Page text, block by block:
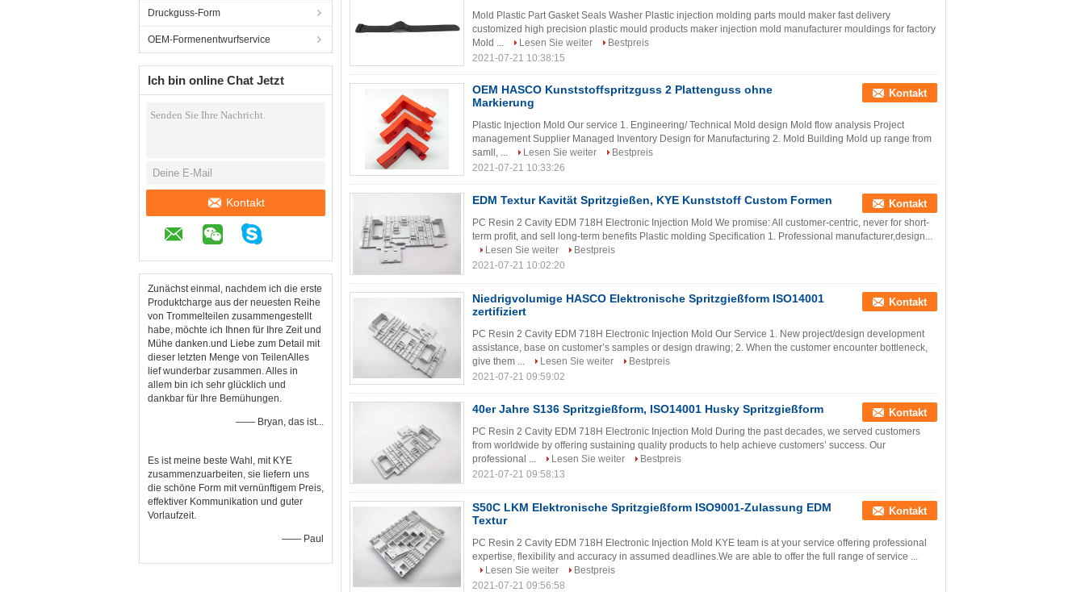
Druckguss-Form
OEM-Formenentwurfservice
Ich bin online Chat Jetzt
Kontakt
Zunächst einmal, nachdem ich die erste
Produktcharge aus der neuesten Reihe
von Trommelteilen zusammengestellt
habe, möchte ich Ihnen für Ihre Zeit und
Mühe danken.und Liebe zum Detail mit
dieser letzten Menge von TeilenAlles
lief wunderbar zusammen. Alles in
allem bin ich sehr glücklich und
dankbar für Ihre Bemühungen.
—— Bryan, das ist...
Es ist meine beste Wahl, mit KYE
zusammenzuarbeiten, sie liefern uns
die schöne Form mit vernünftigem Preis,
effektiver Kommunikation und guter
Vorlaufzeit.
—— Paul
Mold Plastic Part Gasket Seals Washer Plastic injection molding parts mould maker fast delivery
customized high precision plastic mould products maker injection mold manufacturer mouldings for factory
Mold ...
Lesen Sie weiter
Bestpreis
2021-07-21 10:38:15
OEM HASCO Kunststoffspritzguss 2 Plattenguss ohne
Markierung
Kontakt
Plastic Injection Mold Our service 1. Engineering/ Technical Mold design Mold flow analysis Project
management Supplier Managed Inventory Design for Manufacturing 2. Mold Building Mold up range from
samll, ...
Lesen Sie weiter
Bestpreis
2021-07-21 10:33:26
EDM Textur Kavität Spritzgießen, KYE Kunststoff Custom Formen Kontakt
PC Resin 2 Cavity EDM 718H Electronic Injection Mold We promise: All customer-centric, never for short-
term profit, and sell long-term benefits Plastic molding Specification 1. Professional manufacturer,design...
Lesen Sie weiter
Bestpreis
2021-07-21 10:02:20
Niedrigvolumige HASCO Elektronische Spritzgießform ISO14001
zertifiziert
Kontakt
PC Resin 2 Cavity EDM 718H Electronic Injection Mold Our Service 1. New project/design development
assistance, base on customer’s samples or design drawing; 2. When the customer encounter bottleneck,
give them ...
Lesen Sie weiter
Bestpreis
2021-07-21 09:59:02
40er Jahre S136 Spritzgießform, ISO14001 Husky Spritzgießform Kontakt
PC Resin 2 Cavity EDM 718H Electronic Injection Mold During the past decades, we served customers
from worldwide by offering sustaining quality products to help achieve customers’ success. Our
professional ...
Lesen Sie weiter
Bestpreis
2021-07-21 09:58:13
S50C LKM Elektronische Spritzgießform ISO9001-Zulassung EDM
Textur
Kontakt
PC Resin 2 Cavity EDM 718H Electronic Injection Mold KYE team is at your service offering professional
expertise, flexibility and accuracy in assumed deadlines.We are able to offer the full range of service ...
Lesen Sie weiter
Bestpreis
2021-07-21 09:56:58